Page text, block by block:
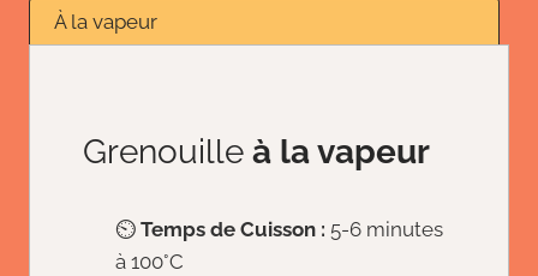
À la vapeur
Grenouille à la vapeur
⏲️ Temps de Cuisson : 5-6 minutes
à 100°C